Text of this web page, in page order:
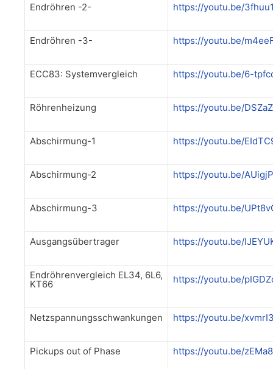
Endröhren -2- https://youtu.be/
Endröhren -3- https://youtu.be/
ECC83: Systemvergleich https://youtu.be/6-
Röhrenheizung https://youtu.be/
Abschirmung-1 https://youtu.be/
Abschirmung-2 https://youtu.be/
Abschirmung-3 https://youtu.be/
Ausgangsübertrager https://youtu.be/
Endröhrenvergleich EL34, 6L6,
KT66 https://youtu.be/
Netzspannungsschwankungen https://youtu.be/
Pickups out of Phase https://youtu.be/